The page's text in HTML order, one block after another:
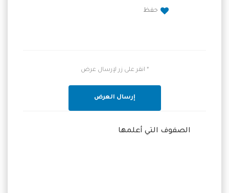
حفظ
* انقر على زر لإرسال عرض
إرسال العرض
الصفوف التي أعلمها